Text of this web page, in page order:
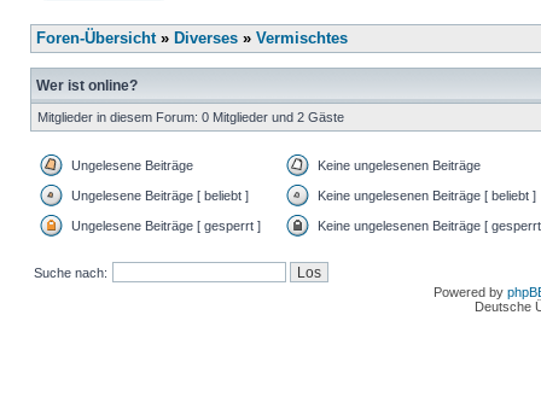
Foren-Übersicht» Diverses » Vermischtes
Wer ist online?
Mitglieder in diesem Forum: 0 Mitglieder und 2 Gäste
Ungelesene Beiträge Keine ungelesenen Beiträge
Ungelesene Beiträge [ beliebt ] Keine ungelesenen Beiträge [ beliebt ]
Ungelesene Beiträge [ gesperrt ] Keine ungelesenen Beiträge [
Suche nach:
Powered by
Deutsche